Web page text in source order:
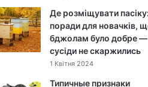
Де розміщувати пасіку:
поради для новачків,
бджолам було добре —
сусіди не скаржились
1 Квітня 2024
Типичные признаки